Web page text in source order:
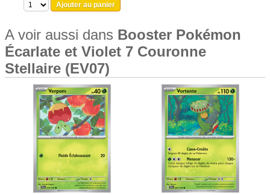
Ajouter au panier
A voir aussi dans Booster Pokémon
Écarlate et Violet 7 Couronne
Stellaire (EV07)